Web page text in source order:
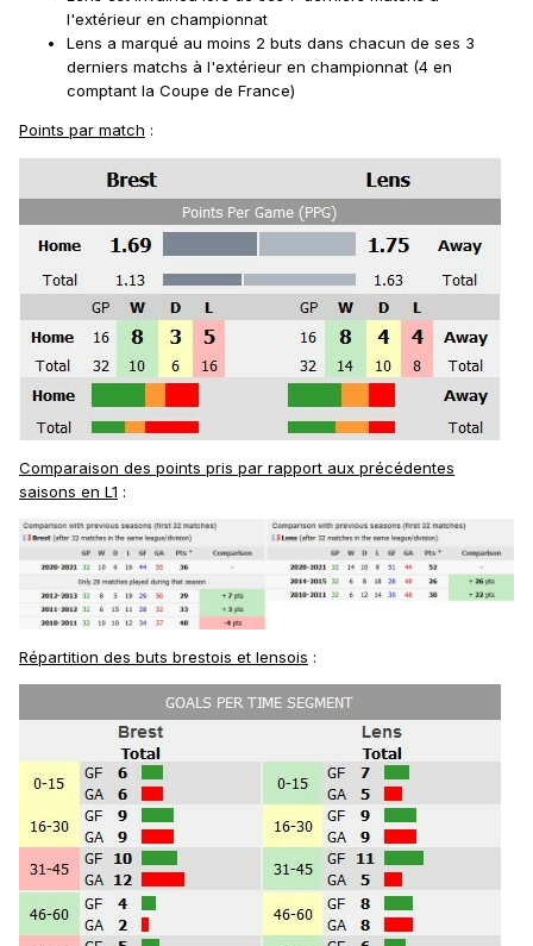
l'extérieur en championnat
Lens a marqué au moins 2 buts dans chacun de ses 3
derniers matchs à l'extérieur en championnat (4 en
comptant la Coupe de France)
Points par match :
Comparaison des points pris par rapport aux précédentes
saisons en L1 :
Répartition des buts brestois et lensois :